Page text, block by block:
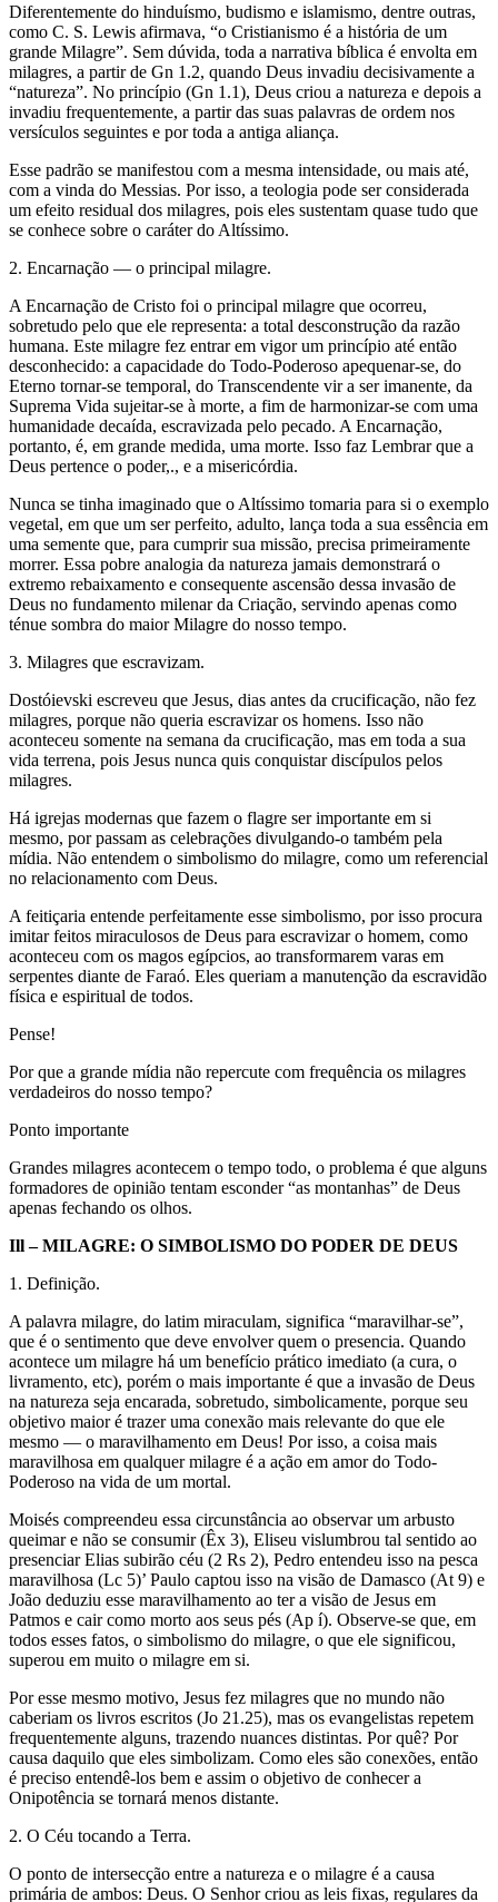
Diferentemente do hinduísmo, budismo e islamismo, dentre outras,
como C. S. Lewis afirmava, “o Cristianismo é a história de um
grande Milagre”. Sem dúvida, toda a narrativa bíblica é envolta em
milagres, a partir de Gn 1.2, quando Deus invadiu decisivamente a
“natureza”. No princípio (Gn 1.1), Deus criou a natureza e depois a
invadiu frequentemente, a partir das suas palavras de ordem nos
versículos seguintes e por toda a antiga aliança.
Esse padrão se manifestou com a mesma intensidade, ou mais até,
com a vinda do Messias. Por isso, a teologia pode ser considerada
um efeito residual dos milagres, pois eles sustentam quase tudo que
se conhece sobre o caráter do Altíssimo.
2. Encarnação — o principal milagre.
A Encarnação de Cristo foi o principal milagre que ocorreu,
sobretudo pelo que ele representa: a total desconstrução da razão
humana. Este milagre fez entrar em vigor um princípio até então
desconhecido: a capacidade do Todo-Poderoso apequenar-se, do
Eterno tornar-se temporal, do Transcendente vir a ser imanente, da
Suprema Vida sujeitar-se à morte, a fim de harmonizar-se com uma
humanidade decaída, escravizada pelo pecado. A Encarnação,
portanto, é, em grande medida, uma morte. Isso faz Lembrar que a
Deus pertence o poder,., e a misericórdia.
Nunca se tinha imaginado que o Altíssimo tomaria para si o exemplo
vegetal, em que um ser perfeito, adulto, lança toda a sua essência em
uma semente que, para cumprir sua missão, precisa primeiramente
morrer. Essa pobre analogia da natureza jamais demonstrará o
extremo rebaixamento e consequente ascensão dessa invasão de
Deus no fundamento milenar da Criação, servindo apenas como
ténue sombra do maior Milagre do nosso tempo.
3. Milagres que escravizam.
Dostóievski escreveu que Jesus, dias antes da crucificação, não fez
milagres, porque não queria escravizar os homens. Isso não
aconteceu somente na semana da crucificação, mas em toda a sua
vida terrena, pois Jesus nunca quis conquistar discípulos pelos
milagres.
Há igrejas modernas que fazem o flagre ser importante em si
mesmo, por passam as celebrações divulgando-o também pela
mídia. Não entendem o simbolismo do milagre, como um referencial
no relacionamento com Deus.
A feitiçaria entende perfeitamente esse simbolismo, por isso procura
imitar feitos miraculosos de Deus para escravizar o homem, como
aconteceu com os magos egípcios, ao transformarem varas em
serpentes diante de Faraó. Eles queriam a manutenção da escravidão
física e espiritual de todos.
Pense!
Por que a grande mídia não repercute com frequência os milagres
verdadeiros do nosso tempo?
Ponto importante
Grandes milagres acontecem o tempo todo, o problema é que alguns
formadores de opinião tentam esconder “as montanhas” de Deus
apenas fechando os olhos.
Ill – MILAGRE: O SIMBOLISMO DO PODER DE DEUS
1. Definição.
A palavra milagre, do latim miraculam, significa “maravilhar-se”,
que é o sentimento que deve envolver quem o presencia. Quando
acontece um milagre há um benefício prático imediato (a cura, o
livramento, etc), porém o mais importante é que a invasão de Deus
na natureza seja encarada, sobretudo, simbolicamente, porque seu
objetivo maior é trazer uma conexão mais relevante do que ele
mesmo — o maravilhamento em Deus! Por isso, a coisa mais
maravilhosa em qualquer milagre é a ação em amor do Todo-
Poderoso na vida de um mortal.
Moisés compreendeu essa circunstância ao observar um arbusto
queimar e não se consumir (Êx 3), Eliseu vislumbrou tal sentido ao
presenciar Elias subirão céu (2 Rs 2), Pedro entendeu isso na pesca
maravilhosa (Lc 5)’ Paulo captou isso na visão de Damasco (At 9) e
João deduziu esse maravilhamento ao ter a visão de Jesus em
Patmos e cair como morto aos seus pés (Ap í). Observe-se que, em
todos esses fatos, o simbolismo do milagre, o que ele significou,
superou em muito o milagre em si.
Por esse mesmo motivo, Jesus fez milagres que no mundo não
caberiam os livros escritos (Jo 21.25), mas os evangelistas repetem
frequentemente alguns, trazendo nuances distintas. Por quê? Por
causa daquilo que eles simbolizam. Como eles são conexões, então
é preciso entendê-los bem e assim o objetivo de conhecer a
Onipotência se tornará menos distante.
2. O Céu tocando a Terra.
O ponto de intersecção entre a natureza e o milagre é a causa
primária de ambos: Deus. O Senhor criou as leis fixas, regulares da